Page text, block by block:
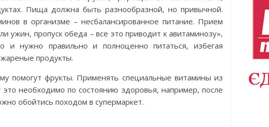
Пища должна быть разнообразной, но привычной.
в организме – несбалансированное питание. Прием
ужин, пропуск обеда – все это приводит к авитаминозу»,
и нужно правильно и полноценно питаться, избегая
продукты.
помогут фрукты. Применять специальные витамины из
необходимо по состоянию здоровья, например, пос­ле
обойтись походом в супермаркет.